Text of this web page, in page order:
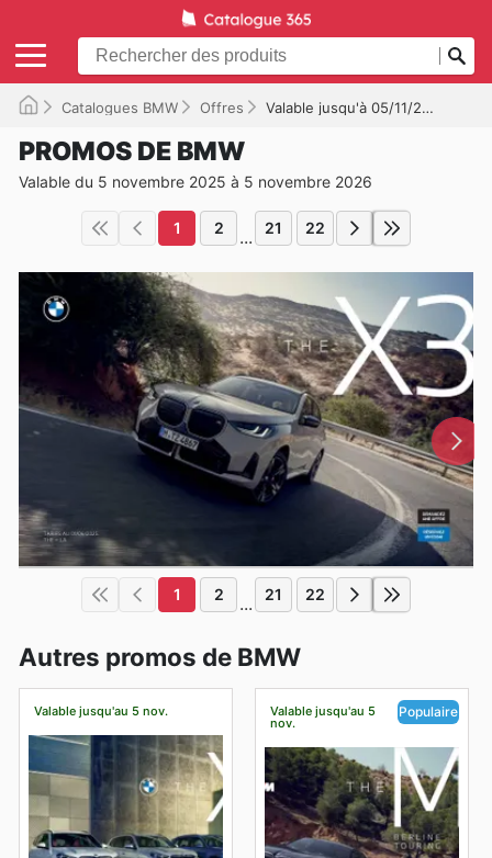
Catalogues BMW Offres Valable jusqu'à 05/11/2026
PROMOS DE BMW
Valable du 5 novembre 2025 à 5 novembre 2026
1 2 ... 21 22
1 2 ... 21 22
Autres promos de BMW
Valable jusqu'au 5 nov. Valable jusqu'au 5
nov.
Populaire